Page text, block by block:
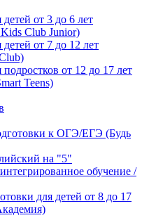
от 3 до 6 лет
Club Junior)
от 7 до 12 лет
от 12 до 17 лет
Teens)
к ОГЭ/ЕГЭ (Будь
на "5"
обучение /
для детей от 8 до 17